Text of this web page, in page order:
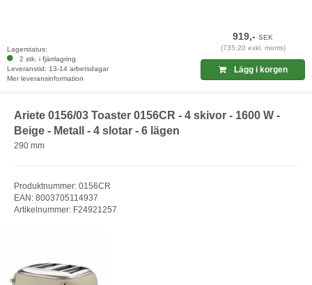
Lagerstatus:
2 stk. i fjärrlagring
Leveranstid: 13-14 arbetsdagar
Mer leveransinformation
919,-SEK
(735,20 exkl. moms)
Lägg i korgen
Ariete 0156/03 Toaster 0156CR - 4 skivor - 1600 W -
Beige - Metall - 4 slotar - 6 lägen
290 mm
Produktnummer: 0156CR
EAN: 8003705114937
Artikelnummer: F24921257